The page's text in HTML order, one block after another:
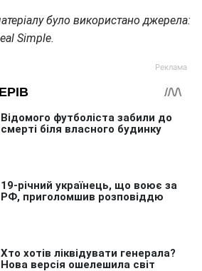
було використано джерела:
Simple.